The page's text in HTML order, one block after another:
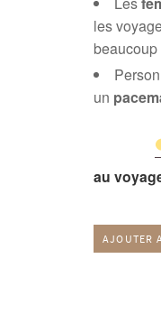
les
un
au
AJOUTER